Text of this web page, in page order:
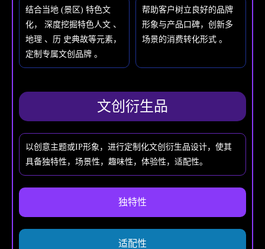
结合当地 (景区) 特色文
化， 深度挖掘特色人文 、
地理 、历 史典故等元素，
定制专属文创品牌 。
帮助客户树立良好的品牌
形象与产品口碑，创新多
场景的消费转化形式 。
文创衍生品
以创意主题或IP形象，进行定制化文创衍生品设计，使其
具备独特性，场景性，趣味性，体验性，适配性。
独特性
适配性